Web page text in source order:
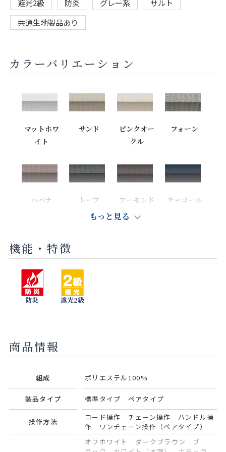
遮光2級 防炎 グレー系
サルト
共通生地製品あり
カラーバリエーション
マットホワ
イト
サンド
ピンクオー
クル
フォーン
ハバナ トープ アーモンド チャコール
セラドン モネブルー
グリーン
ネイビー
ラル
もっと見る
機能・特徴
防炎 遮光2級
商品情報
組成 ポリエステル100%
製品タイプ 標準タイプ ペアタイプ
操作方法
コード操作 チェーン操作 ハンドル操
作 ワンチェーン操作（ペアタイプ）
オフホワイト ダークブラウン ブ